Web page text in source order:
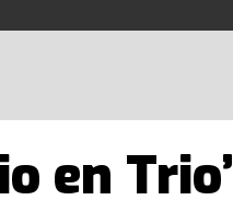
en Trio’